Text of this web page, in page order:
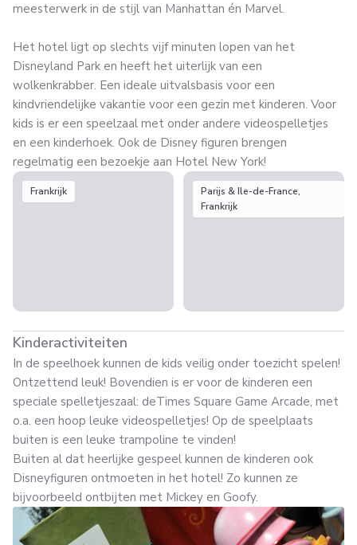
meesterwerk in de stijl van Manhattan én Marvel.
Het hotel ligt op slechts vijf minuten lopen van het
Disneyland Park en heeft het uiterlijk van een
wolkenkrabber. Een ideale uitvalsbasis voor een
kindvriendelijke vakantie voor een gezin met kinderen. Voor
kids is er een speelzaal met onder andere videospelletjes
en een kinderhoek. Ook de Disney figuren brengen
regelmatig een bezoekje aan Hotel New York!
Frankrijk
Parijs & Ile-de-France,
Frankrijk
Kinderactiviteiten
In de speelhoek kunnen de kids veilig onder toezicht spelen!
Ontzettend leuk! Bovendien is er voor de kinderen een
speciale spelletjeszaal: deTimes Square Game Arcade, met
o.a. een hoop leuke videospelletjes! Op de speelplaats
buiten is een leuke trampoline te vinden!
Buiten al dat heerlijke gespeel kunnen de kinderen ook
Disneyfiguren ontmoeten in het hotel! Zo kunnen ze
bijvoorbeeld ontbijten met Mickey en Goofy.